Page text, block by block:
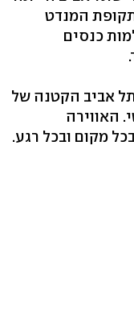
בתקופת המנדט
אולמות כנסים
אביב הקטנה של
האווירה
מקום ובכל רגע.